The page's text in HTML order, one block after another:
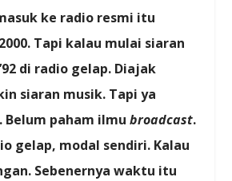
ke radio resmi itu
Tapi kalau mulai siaran
di radio gelap. Diajak
siaran musik. Tapi ya
Belum paham ilmubroadcast.
gelap, modal sendiri. Kalau
Sebenernya waktu itu